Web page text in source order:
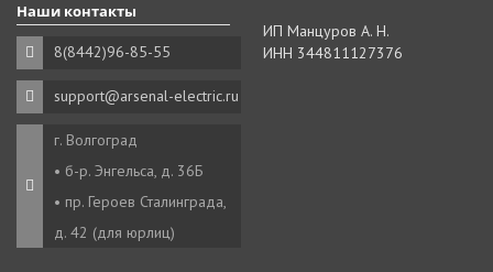
Наши контакты
8(8442)96-85-55
support@arsenal-electric.ru
г. Волгоград
• б-р. Энгельса, д. 36Б
• пр. Героев Сталинграда,
д. 42 (для юрлиц)
ИП Манцуров А. Н.
ИНН 344811127376